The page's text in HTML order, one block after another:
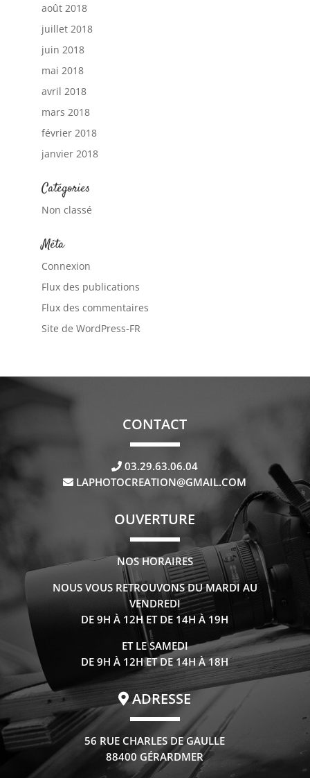
août 2018
juillet 2018
juin 2018
mai 2018
avril 2018
mars 2018
février 2018
janvier 2018
Catégories
Non classé
Méta
Connexion
Flux des publications
Flux des commentaires
Site de WordPress-FR
CONTACT
03.29.63.06.04
LAPHOTOCREATION@GMAIL.COM
OUVERTURE
NOS HORAIRES
NOUS VOUS RETROUVONS DU MARDI AU
VENDREDI
DE 9H À 12H ET DE 14H À 19H
ET LE SAMEDI
DE 9H À 12H ET DE 14H À 18H
ADRESSE
56 RUE CHARLES DE GAULLE
88400 GÉRARDMER